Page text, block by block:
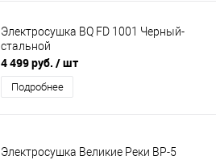
Электросушка BQ FD 1001 Черный-
стальной
4 499 руб. / шт
Подробнее
Электросушка Великие Реки ВР-5